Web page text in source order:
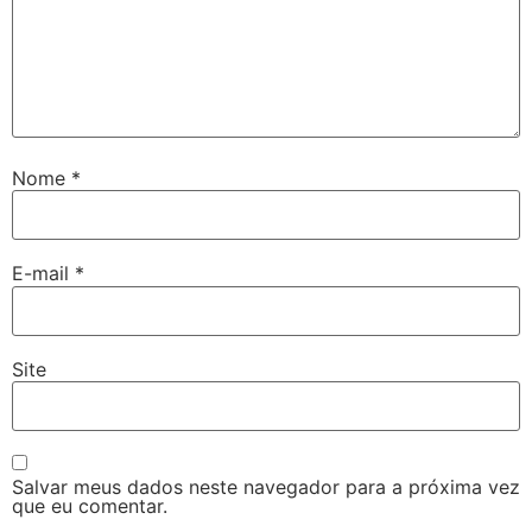
Nome *
E-mail *
Site
Salvar meus dados neste navegador para a próxima vez
que eu comentar.